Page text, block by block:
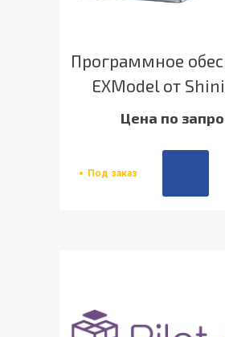
Программное
EXModel от
Цена по
Под заказ